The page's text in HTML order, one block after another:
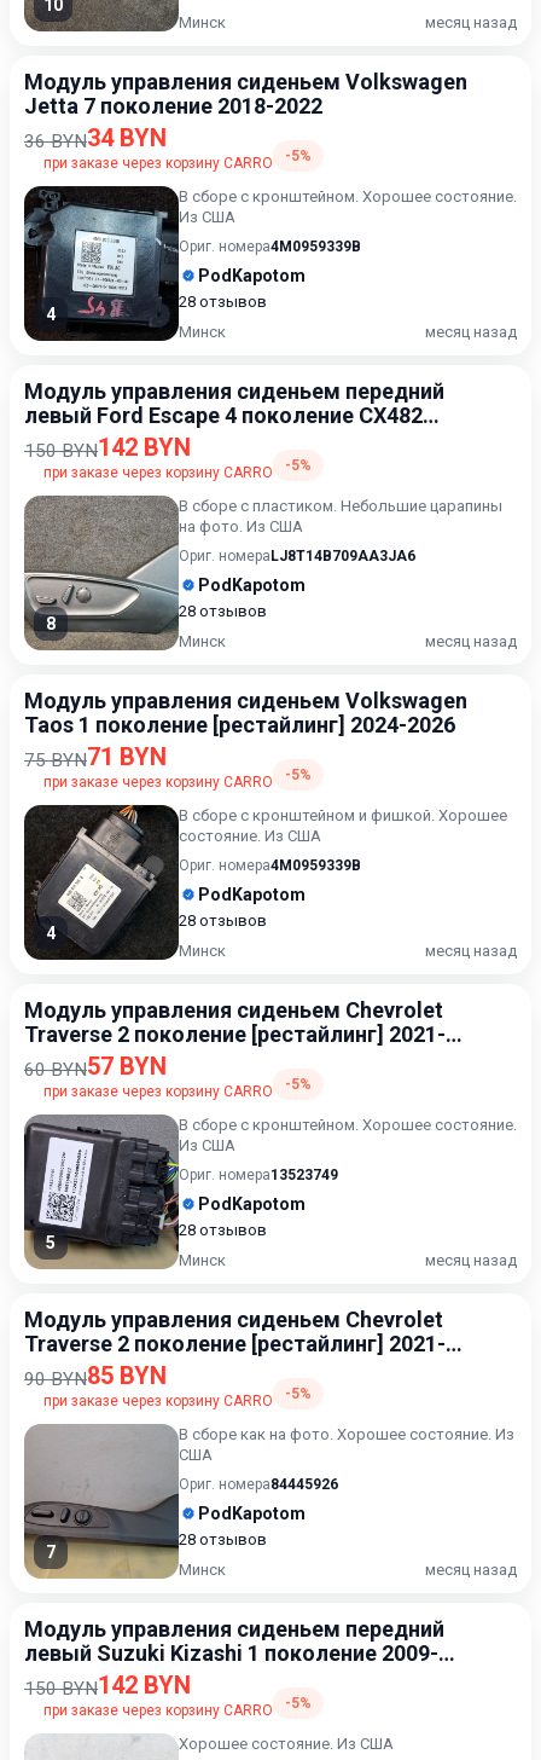
10
Минск
месяц назад
Модуль управления сиденьем Volkswagen
Jetta 7 поколение 2018-2022
36 BYN34 BYN
при заказе через корзину CARRO -5%
4
В сборе с кронштейном. Хорошее состояние.
Из США
Ориг. номера4M0959339B
PodKapotom
28 отзывов
Минск
месяц назад
Модуль управления сиденьем передний
левый Ford Escape 4 поколение CX482
2019-2022
150 BYN142 BYN
при заказе через корзину CARRO -5%
8
В сборе с пластиком. Небольшие царапины
на фото. Из США
Ориг. номера LJ8T14B709AA3JA6
PodKapotom
28 отзывов
Минск
месяц назад
Модуль управления сиденьем Volkswagen
Taos 1 поколение [рестайлинг] 2024-2026
75 BYN71 BYN
при заказе через корзину CARRO -5%
4
В сборе с кронштейном и фишкой. Хорошее
состояние. Из США
Ориг. номера4M0959339B
PodKapotom
28 отзывов
Минск
месяц назад
Модуль управления сиденьем Chevrolet
Traverse 2 поколение [рестайлинг] 2021-
2024
60 BYN57 BYN
при заказе через корзину CARRO -5%
5
В сборе с кронштейном. Хорошее состояние.
Из США
Ориг. номера13523749
PodKapotom
28 отзывов
Минск
месяц назад
Модуль управления сиденьем Chevrolet
Traverse 2 поколение [рестайлинг] 2021-
2024
90 BYN85 BYN
при заказе через корзину CARRO -5%
7
В сборе как на фото. Хорошее состояние. Из
США
Ориг. номера84445926
PodKapotom
28 отзывов
Минск
месяц назад
Модуль управления сиденьем передний
левый Suzuki Kizashi 1 поколение 2009-
2015
150 BYN142 BYN
при заказе через корзину CARRO -5%
Хорошее состояние. Из США